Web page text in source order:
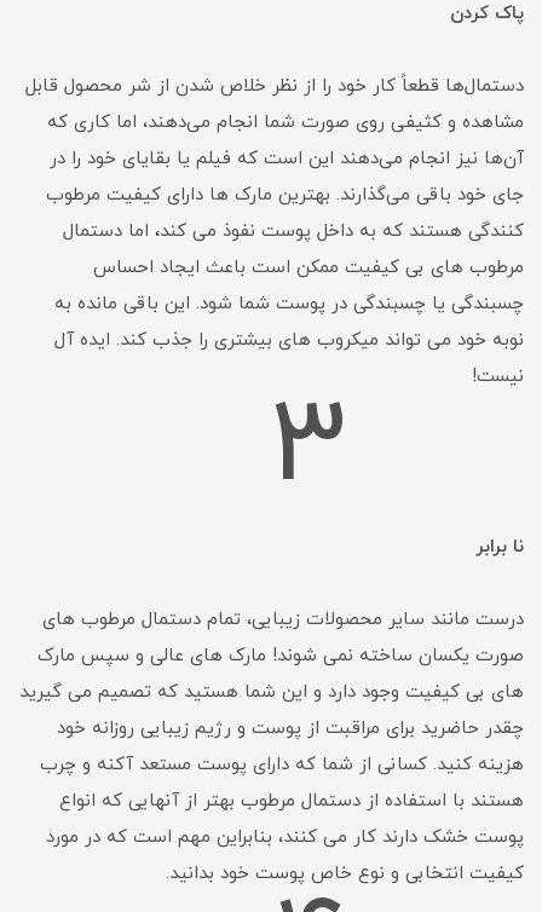
پاک کردن
دستمال‌ها قطعاً کار خود را از نظر خلاص شدن از شر محصول قابل
مشاهده و کثیفی روی صورت شما انجام می‌دهند، اما کاری که
آن‌ها نیز انجام می‌دهند این است که فیلم یا بقایای خود را در
جای خود باقی می‌گذارند. بهترین مارک ها دارای کیفیت مرطوب
کنندگی هستند که به داخل پوست نفوذ می کند، اما دستمال
مرطوب های بی کیفیت ممکن است باعث ایجاد احساس
چسبندگی یا چسبندگی در پوست شما شود. این باقی مانده به
نوبه خود می تواند میکروب های بیشتری را جذب کند. ایده آل
نیست!
3
نا برابر
درست مانند سایر محصولات زیبایی، تمام دستمال مرطوب های
صورت یکسان ساخته نمی شوند! مارک های عالی و سپس مارک
های بی کیفیت وجود دارد و این شما هستید که تصمیم می گیرید
چقدر حاضرید برای مراقبت از پوست و رژیم زیبایی روزانه خود
هزینه کنید. کسانی از شما که دارای پوست مستعد آکنه و چرب
هستند با استفاده از دستمال مرطوب بهتر از آنهایی که انواع
پوست خشک دارند کار می کنند، بنابراین مهم است که در مورد
کیفیت انتخابی و نوع خاص پوست خود بدانید.